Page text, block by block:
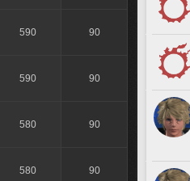
590 90
590 90
580 90
580 90